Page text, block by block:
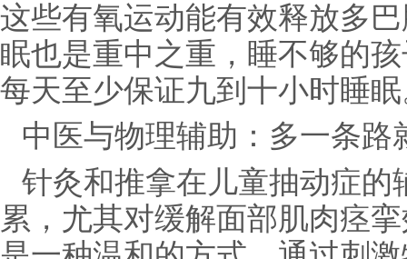
这些有氧运动能有效释放多
眠也是重中之重，睡不够的
每天至少保证九到十小时睡
中医与物理辅助：多一条路
针灸和推拿在儿童抽动症的
累，尤其对缓解面部肌肉痉